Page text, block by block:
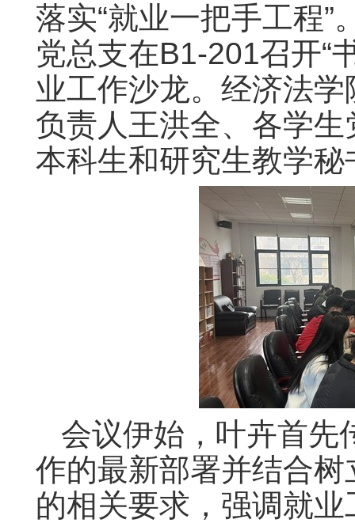
落实“就业一把手工程
党总支在B1-201召开“
业工作沙龙。经济法
负责人王洪全、各学
本科生和研究生教学
会议伊始，叶卉首先
作的最新部署并结合
的相关要求，强调就